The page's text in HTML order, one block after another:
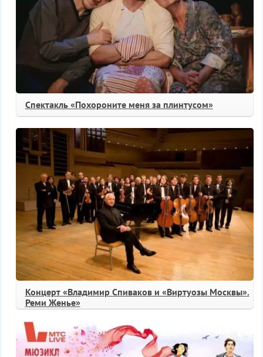
Спектакль «Похороните меня за плинтусом»
Концерт «Владимир Спиваков и «Виртуозы Москвы».
Реми Женье»